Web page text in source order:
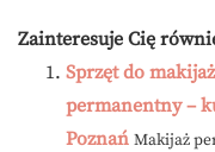
Zainteresuje Cię
Sprzęt do
permanentny –
Poznań Makijaż